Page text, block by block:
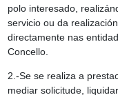
polo interesado,
servicio ou da
directamente nas
Concello.
2.-Se se realiza a
mediar solicitude,